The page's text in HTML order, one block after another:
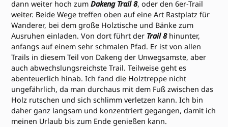
dann weiter hoch zum Dakeng Trail 8, oder den 6er-Trail
weiter. Beide Wege treffen oben auf eine Art Rastplatz für
Wanderer, bei dem große Holztische und Bänke zum
Ausruhen einladen. Von dort führt der Trail 8hinunter,
anfangs auf einem sehr schmalen Pfad. Er ist von allen
Trails in diesem Teil von Dakeng der Unwegsamste, aber
auch abwechslungsreichste Trail. Teilweise geht es
abenteuerlich hinab. Ich fand die Holztreppe nicht
ungefährlich, da man durchaus mit dem Fuß zwischen das
Holz rutschen und sich schlimm verletzen kann. Ich bin
daher ganz langsam und konzentriert gegangen, damit ich
meinen Urlaub bis zum Ende genießen kann.